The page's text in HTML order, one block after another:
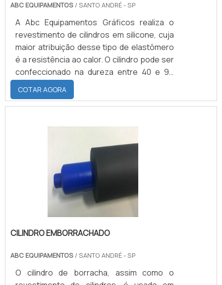
ABC EQUIPAMENTOS / SANTO ANDRÉ - SP
A Abc Equipamentos Gráficos realiza o
revestimento de cilindros em silicone, cuja
maior atribuição desse tipo de elastômero
é a resistência ao calor. O cilindro pode ser
confeccionado na dureza entre 40 e 95
shores. O silicone trabalha bem em
temperaturas mínimas de até -60°C e
temperaturas máximas de até
suas características, esse tipo de
revestimento possui boa aderência aos
metais, a deformidade perante
compressão, boa resiliê.
COTAR AGORA
CILINDRO EMBORRACHADO
ABC EQUIPAMENTOS / SANTO ANDRÉ - SP
O cilindro de borracha, assim como o